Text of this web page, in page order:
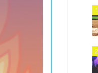
1
2